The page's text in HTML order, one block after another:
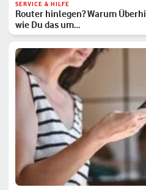
SERVICE & HILFE
Router hinlegen? Warum
wie Du das um…